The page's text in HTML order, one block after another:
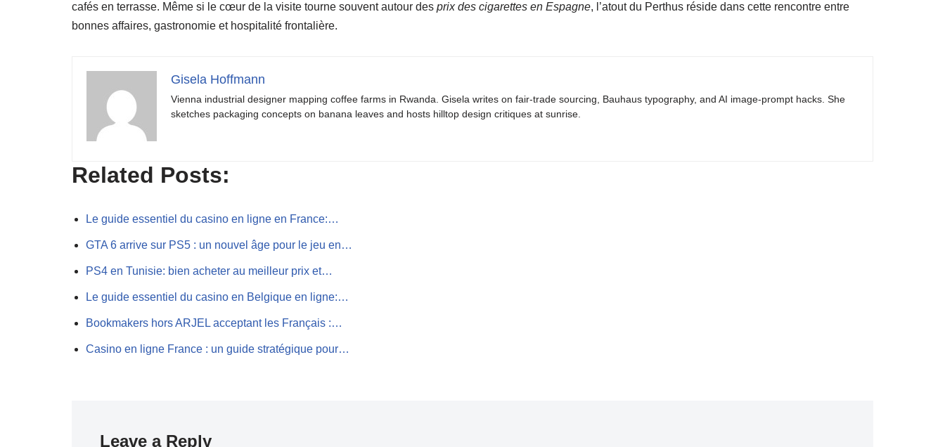
cafés en terrasse. Même si le cœur de la visite tourne souvent autour des prix des cigarettes en Espagne, l’atout du Perthus réside dans cette rencontre entre
bonnes affaires, gastronomie et hospitalité frontalière.
Gisela Hoffmann
Vienna industrial designer mapping coffee farms in Rwanda. Gisela writes on fair-trade sourcing, Bauhaus typography, and AI image-prompt hacks. She
sketches packaging concepts on banana leaves and hosts hilltop design critiques at sunrise.
Related Posts:
Le guide essentiel du casino en ligne en France:…
GTA 6 arrive sur PS5 : un nouvel âge pour le jeu en…
PS4 en Tunisie: bien acheter au meilleur prix et…
Le guide essentiel du casino en Belgique en ligne:…
Bookmakers hors ARJEL acceptant les Français :…
Casino en ligne France : un guide stratégique pour…
Leave a Reply